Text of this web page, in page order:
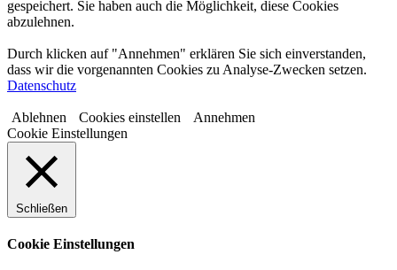
gespeichert. Sie haben auch die Möglichkeit, diese Cookies
abzulehnen.
Durch klicken auf "Annehmen" erklären Sie sich einverstanden,
dass wir die vorgenannten Cookies zu Analyse-Zwecken setzen.
Datenschutz
Ablehnen Cookies einstellen
Annehmen
Cookie Einstellungen
Schließen
Cookie Einstellungen